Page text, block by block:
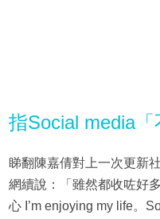
指Social media「
睇翻陳嘉倩對上一次更新
網續說：「雖然都收咗好
心 I’m enjoying my life。